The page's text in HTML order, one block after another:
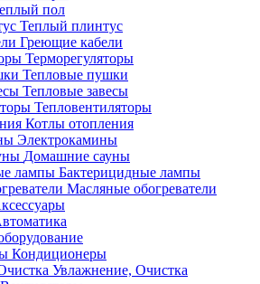
пол
Теплый плинтус
Греющие кабели
Терморегуляторы
Тепловые пушки
Тепловые завесы
Тепловентиляторы
Котлы отопления
Электрокамины
Домашние сауны
Бактерицидные лампы
Масляные обогреватели
Кондиционеры
Увлажнение, Очистка